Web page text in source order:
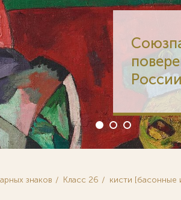
знаков Класс 26 кисти [басонные